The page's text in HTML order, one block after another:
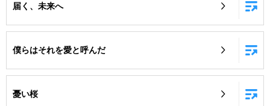
届く、未来へ
僕らはそれを愛と呼んだ
憂い桜